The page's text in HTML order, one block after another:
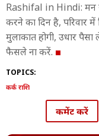
Rashifal in Hindi: मन से
करने का दिन है, परिवार में
मुलाकात होगी, उधार
फैसले ना करें.
TOPICS:
कर्क राशि
कमेंट करें